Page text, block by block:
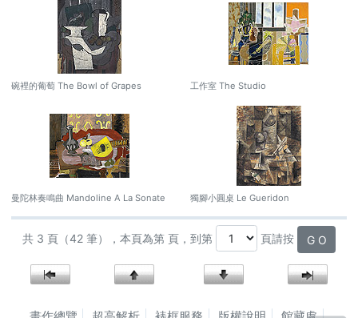
碗裡的葡萄 The Bowl of Grapes 工作室 The Studio
曼陀林奏鳴曲 Mandoline A La Sonate 獨腳小圓桌 Le Gueridon
共 3 頁（42 筆），本頁為第 頁，到第 頁請按 G O